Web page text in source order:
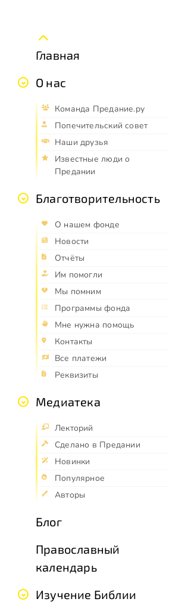
Главная
О нас
Команда Предание.ру
Попечительский совет
Наши друзья
Известные люди о
Предании
Благотворительность
О нашем фонде
Новости
Отчёты
Им помогли
Мы помним
Программы фонда
Мне нужна помощь
Контакты
Все платежи
Реквизиты
Медиатека
Лекторий
Сделано в Предании
Новинки
Популярное
Авторы
Блог
Православный
календарь
Изучение Библии